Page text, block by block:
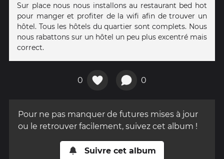
Sur place nous nous installons au restaurant bed hot
pour manger et profiter de la wifi afin de trouver un
hôtel. Tous les hôtels du quartier sont complets. Nous
nous rabattons sur un hôtel un peu plus excentré mais
correct.
0 0
Pour ne pas manquer de futures mises à jour
ou le retrouver facilement, suivez cet album !
Suivre cet album